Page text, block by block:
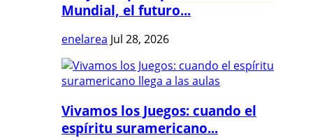
Mundial, el futuro...
enelarea Jul 28, 2026
Vivamos los Juegos: cuando el
espíritu suramericano...